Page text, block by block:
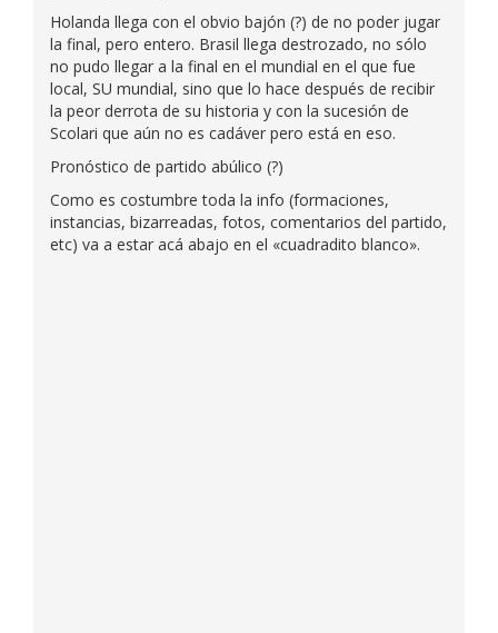
Holanda llega con el obvio bajón (?) de no poder jugar
la final, pero entero. Brasil llega destrozado, no sólo
no pudo llegar a la final en el mundial en el que fue
local, SU mundial, sino que lo hace después de recibir
la peor derrota de su historia y con la sucesión de
Scolari que aún no es cadáver pero está en eso.
Pronóstico de partido abúlico (?)
Como es costumbre toda la info (formaciones,
instancias, bizarreadas, fotos, comentarios del partido,
etc) va a estar acá abajo en el «cuadradito blanco».